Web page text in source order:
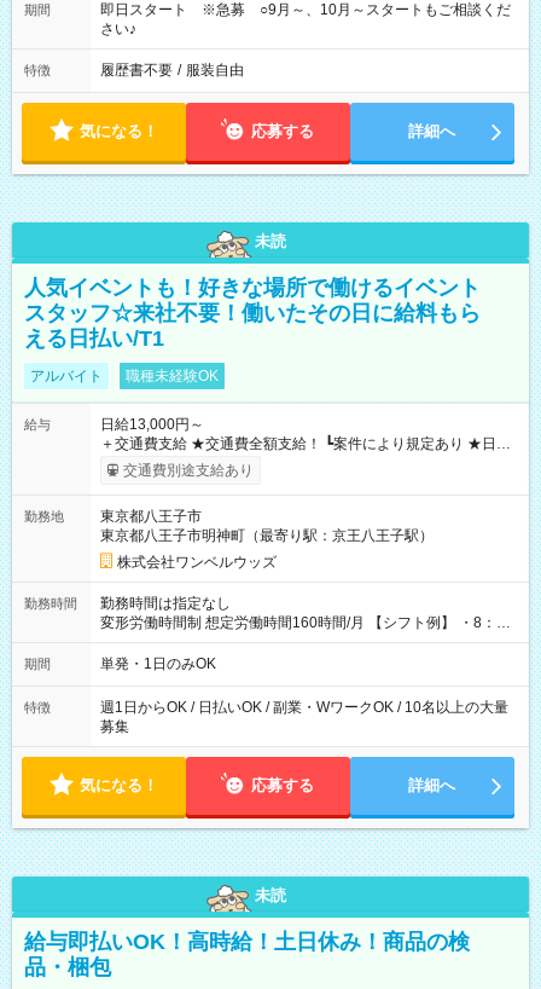
期間
即日スタート ※急募 ○9月～、10月～スタートもご相談くだ
さい♪
特徴 履歴書不要 / 服装自由
気になる！ 応募する 詳細へ
未読
人気イベントも！好きな場所で働けるイベント
スタッフ☆来社不要！働いたその日に給料もら
える日払い/T1
アルバイト 職種未経験OK
給与
日給13,000円～
＋交通費支給 ★交通費全額支給！ ┗案件により規定あり ★日払
いOK！（規定あり） ┗働いたその日に現金GET♪ お仕事後はコ
ンビニATMから 日払い分を引き落とせます！ 【試用期間】試
交通費別途支給あり
勤務地
東京都八王子市
東京都八王子市明神町（最寄り駅：京王八王子駅）
株式会社ワンベルウッズ
勤務時間
勤務時間は指定なし
変形労働時間制 想定労働時間160時間/月 【シフト例】 ・8：00
～21：00
期間 単発・1日のみOK
特徴
週1日からOK / 日払いOK / 副業・WワークOK / 10名以上の大量
募集
気になる！ 応募する 詳細へ
未読
給与即払いOK！高時給！土日休み！商品の検
品・梱包